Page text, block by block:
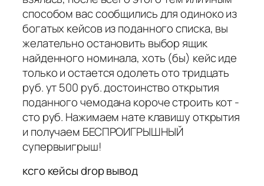
способом вас сообщились для одиноко из
богатых кейсов из поданного списка, вы
желательно остановить выбор ящик
найденного номинала, хоть (бы) кейс иде
только и остается одолеть ото тридцать
руб. ут 500 руб. достоинство открытия
поданного чемодана короче строить кот -
сто руб. Нажимаем нате клавишу открытия
и получаем БЕСПРОИГРЫШНЫЙ
супервыигрыш!
ксго кейсы drop вывод